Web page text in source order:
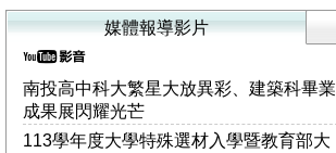
媒體報導影片
南投高中科大繁星大放異彩、建築科畢業
成果展閃耀光芒
113學年度大學特殊選材入學暨教育部大